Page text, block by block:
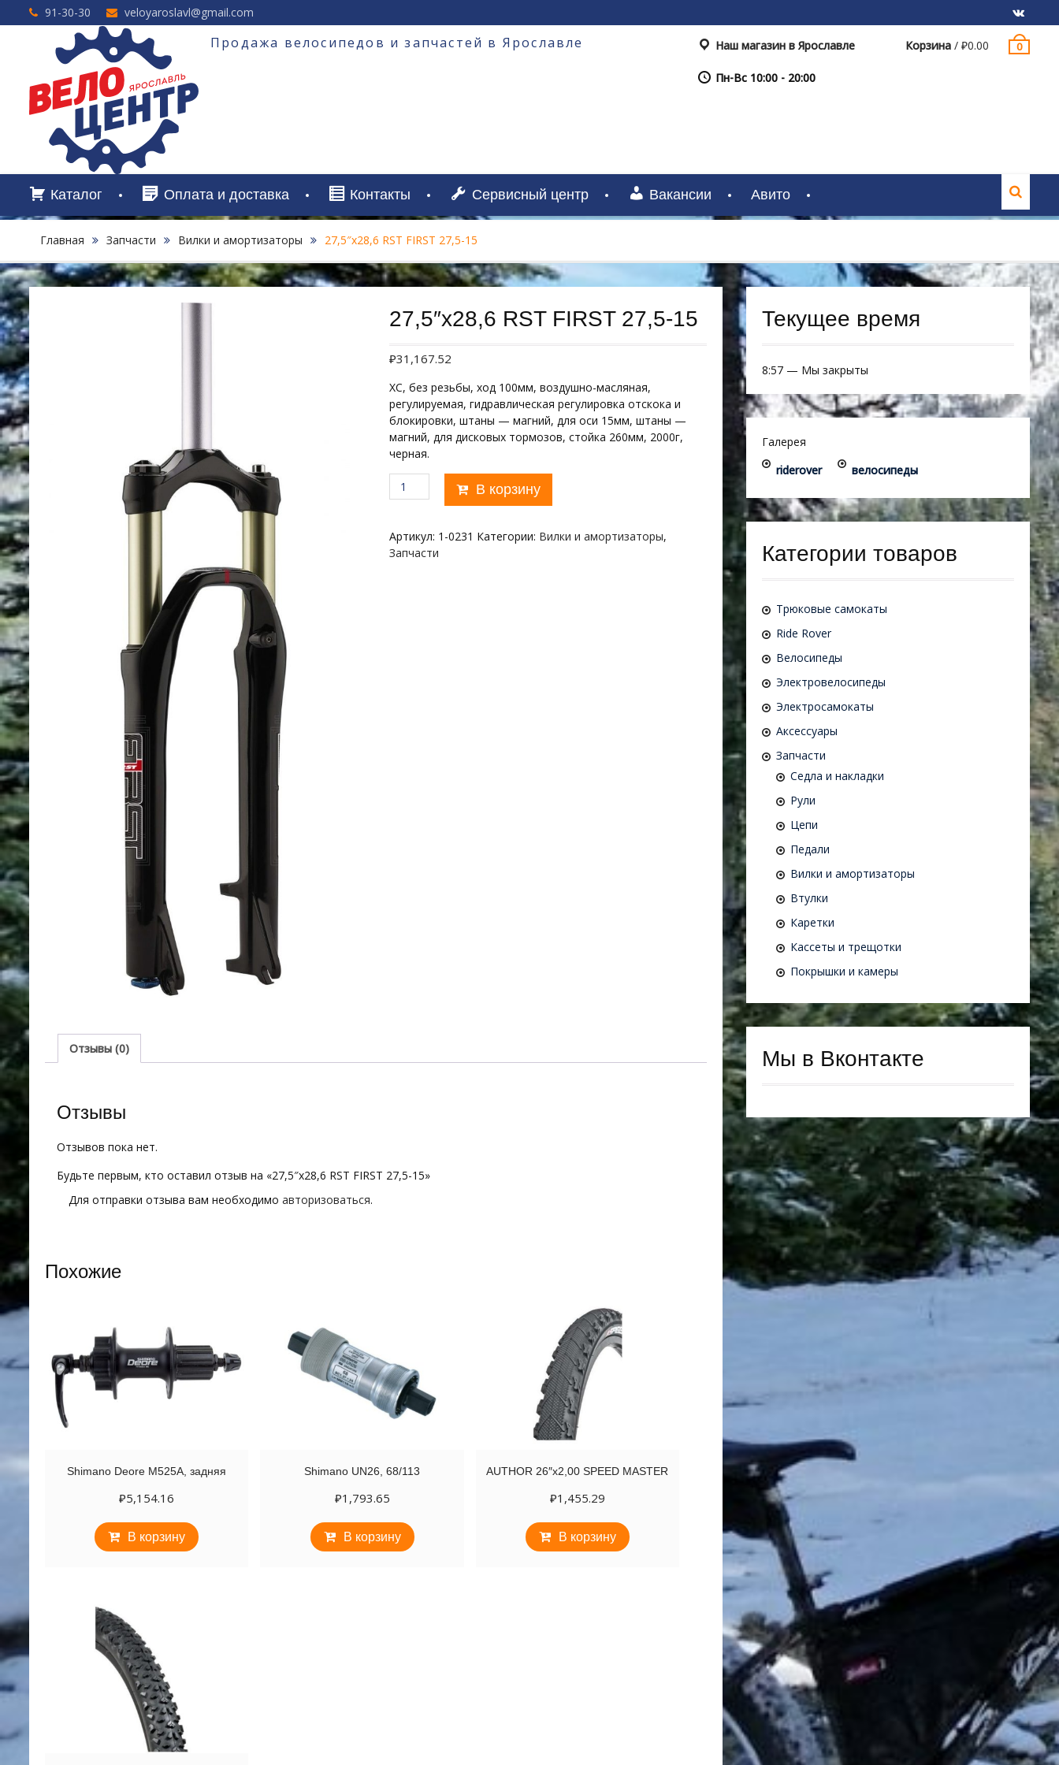
Перейти
к
91-30-30 veloyaroslavl@gmail.com
VK
Продажа велосипедов и запчастей в Ярославле Корзина / ₽0.00 0
Наш магазин в Ярославле
Пн-Вс 10:00 - 20:00
Каталог Оплата и доставка Контакты Сервисный центр Вакансии Авито
Главная Запчасти Вилки и амортизаторы 27,5″х28,6 RST FIRST 27,5-15
27,5″х28,6 RST FIRST 27,5-15
₽31,167.52
XC, без резьбы, ход 100мм, воздушно-масляная,
регулируемая, гидравлическая регулировка отскока и
блокировки, штаны — магний, для оси 15мм, штаны —
магний, для дисковых тормозов, стойка 260мм, 2000г,
черная.
Количество
товара
RST
FIRST
В корзину
Артикул: 1-0231 Категории: Вилки и амортизаторы,
Запчасти
Отзывы (0)
Отзывы
Отзывов пока нет.
Будьте первым, кто оставил отзыв на «27,5″х28,6 RST FIRST 27,5-15»
Для отправки отзыва вам необходимо авторизоваться.
Похожие
Shimano Deore M525A, задняя
₽5,154.16
В корзину
Shimano UN26, 68/113
₽1,793.65
В корзину
AUTHOR 26″х2,00 SPEED MASTER
₽1,455.29
В корзину
Текущее время
8:57 — Мы закрыты
Галерея
riderover
велосипеды
Категории товаров
Трюковые самокаты
Ride Rover
Велосипеды
Электровелосипеды
Электросамокаты
Аксессуары
Запчасти
Седла и накладки
Рули
Цепи
Педали
Вилки и амортизаторы
Втулки
Каретки
Кассеты и трещотки
Покрышки и камеры
Мы в Вконтакте